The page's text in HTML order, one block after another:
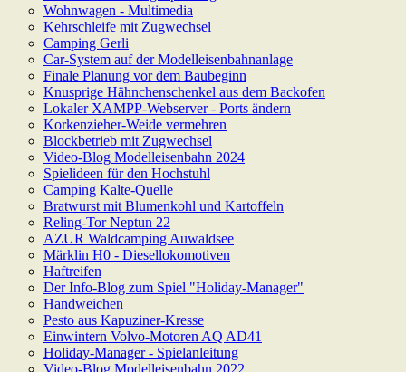
Wohnwagen - Multimedia
Kehrschleife mit Zugwechsel
Camping Gerli
Car-System auf der Modelleisenbahnanlage
Finale Planung vor dem Baubeginn
Knusprige Hähnchenschenkel aus dem Backofen
Lokaler XAMPP-Webserver - Ports ändern
Korkenzieher-Weide vermehren
Blockbetrieb mit Zugwechsel
Video-Blog Modelleisenbahn 2024
Spielideen für den Hochstuhl
Camping Kalte-Quelle
Bratwurst mit Blumenkohl und Kartoffeln
Reling-Tor Neptun 22
AZUR Waldcamping Auwaldsee
Märklin H0 - Diesellokomotiven
Haftreifen
Der Info-Blog zum Spiel "Holiday-Manager"
Handweichen
Pesto aus Kapuziner-Kresse
Einwintern Volvo-Motoren AQ AD41
Holiday-Manager - Spielanleitung
Video-Blog Modelleisenbahn 2022